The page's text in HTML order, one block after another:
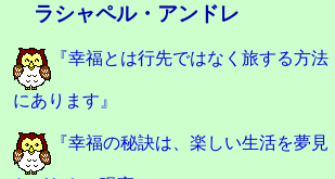
ラシャペル・アンドレ
『幸福とは行先ではなく旅する方法
にあります』
『幸福の秘訣は、楽しい生活を夢見